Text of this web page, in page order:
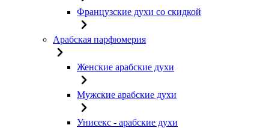
Французские духи со скидкой
Арабская парфюмерия
Женские арабские духи
Мужские арабские духи
Унисекс - арабские духи